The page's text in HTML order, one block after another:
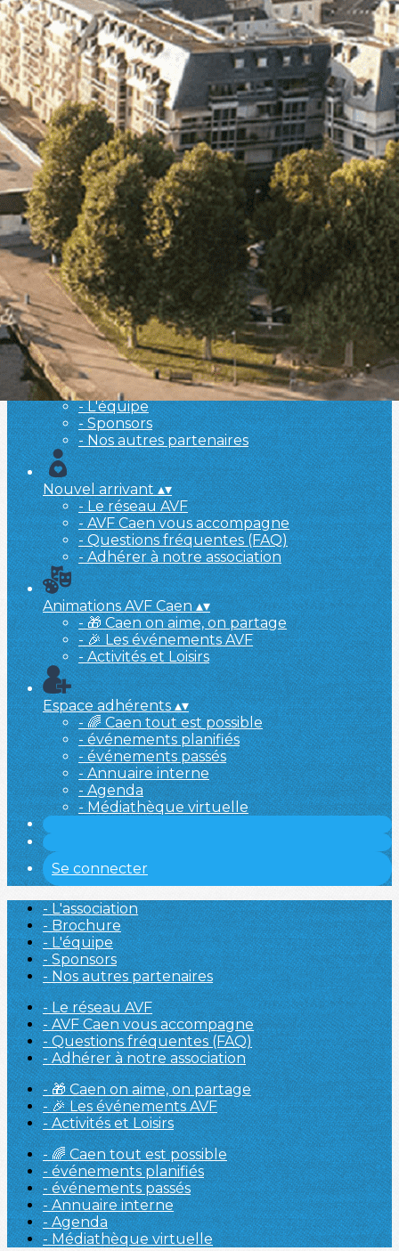
Exporter les lignes sélectionnées
Exporter toutes les colonnes
Exporter uniquement les colonnes affichées
Menu
<
>
- 🎁 Caen on aime, on partage
- 🎉 Les événements AVF
- Activités et Loisirs
Ajoutez un logo, un bouton, des réseaux sociaux
Cliquez pour éditer
L'association▴▾
- L'association
- Brochure
- L'équipe
- Sponsors
- Nos autres partenaires
Nouvel arrivant▴▾
- Le réseau AVF
- AVF Caen vous accompagne
- Questions fréquentes (FAQ)
- Adhérer à notre association
Animations AVF Caen▴▾
- 🎁 Caen on aime, on partage
- 🎉 Les événements AVF
- Activités et Loisirs
Espace adhérents▴▾
- 🌈 Caen tout est possible
- événements planifiés
- événements passés
- Annuaire interne
- Agenda
- Médiathèque virtuelle
Se connecter
- L'association
- Brochure
- L'équipe
- Sponsors
- Nos autres partenaires
- Le réseau AVF
- AVF Caen vous accompagne
- Questions fréquentes (FAQ)
- Adhérer à notre association
- 🎁 Caen on aime, on partage
- 🎉 Les événements AVF
- Activités et Loisirs
- 🌈 Caen tout est possible
- événements planifiés
- événements passés
- Annuaire interne
- Agenda
- Médiathèque virtuelle